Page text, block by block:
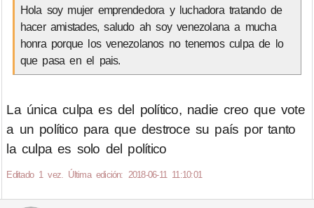
Hola soy mujer emprendedora y luchadora tratando de
hacer amistades, saludo ah soy venezolana a mucha
honra porque los venezolanos no tenemos culpa de lo
que pasa en el pais.
La única culpa es del político, nadie creo que vote
a un político para que destroce su país por tanto
la culpa es solo del político
Editado 1 vez. Última edición: 2018-06-11 11:10:01